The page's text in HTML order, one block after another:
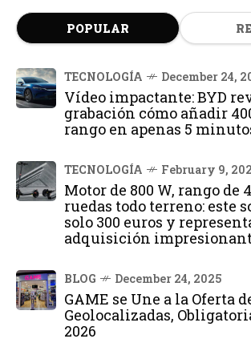
POPULAR
TECNOLOGÍA December 24,
Vídeo impactante: BYD
grabación cómo añadir
rango en apenas 5
TECNOLOGÍA February 9,
Motor de 800 W, rango de
ruedas todo terreno: este
solo 300 euros y
adquisición
BLOG December 24, 2025
GAME se Une a la Oferta
Geolocalizadas,
2026